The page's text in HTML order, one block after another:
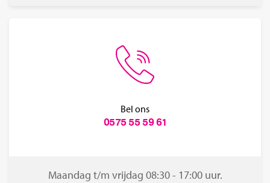
Bel ons
0575 55 59 61
Maandag t/m vrijdag 08:30 - 17:00 uur.